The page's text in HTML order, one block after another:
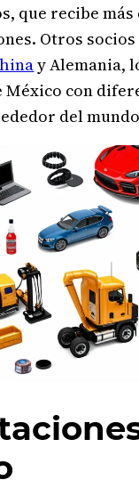
que recibe más
Otros
y Alemania,
México con
del